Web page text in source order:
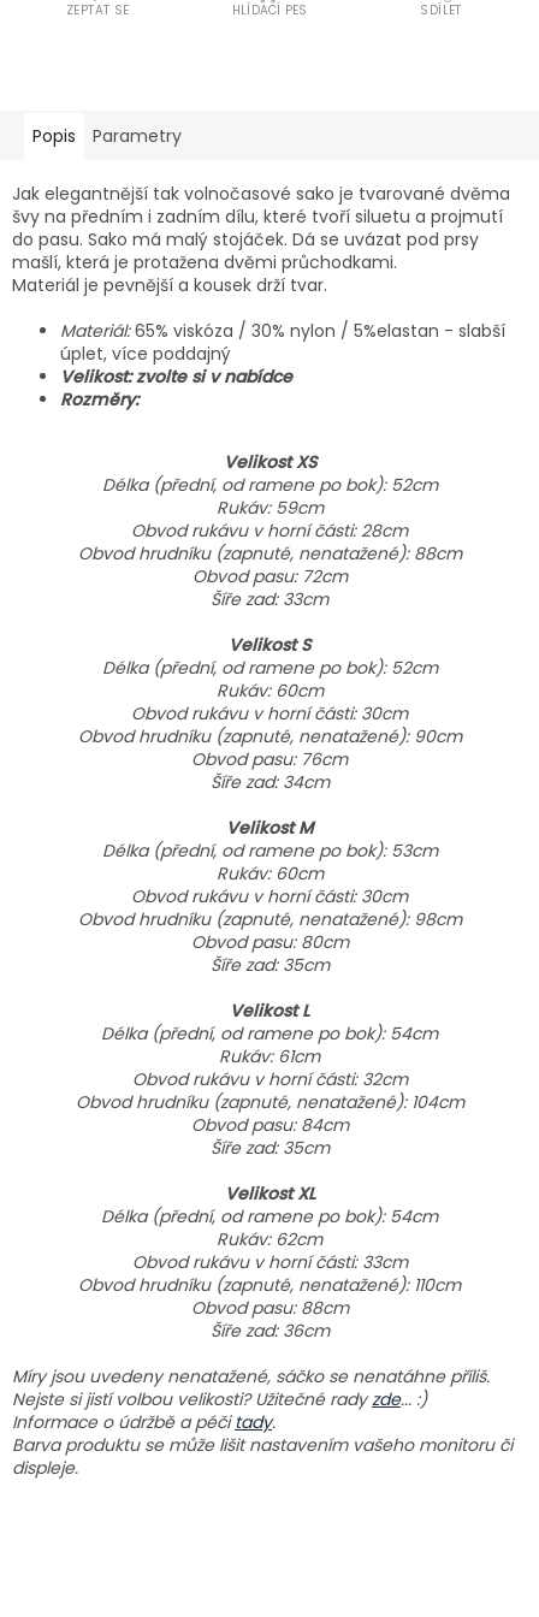
ZEPTAT SE HLÍDACÍ PES SDÍLET
Popis Parametry
Jak elegantnější tak volnočasové sako je tvarované dvěma
švy na předním i zadním dílu, které tvoří siluetu a projmutí
do pasu. Sako má malý stojáček. Dá se uvázat pod prsy
mašlí, která je protažena dvěmi průchodkami.
Materiál je pevnější a kousek drží tvar.
Materiál: 65% viskóza / 30% nylon / 5%elastan - slabší
úplet, více poddajný
Velikost: zvolte si v nabídce
Rozměry:
Velikost XS
Délka (přední, od ramene po bok): 52cm
Rukáv: 59cm
Obvod rukávu v horní části: 28cm
Obvod hrudníku (zapnuté, nenatažené): 88cm
Obvod pasu: 72cm
Šíře zad: 33cm
Velikost S
Délka (přední, od ramene po bok): 52cm
Rukáv: 60cm
Obvod rukávu v horní části: 30cm
Obvod hrudníku (zapnuté, nenatažené): 90cm
Obvod pasu: 76cm
Šíře zad: 34cm
Velikost M
Délka (přední, od ramene po bok): 53cm
Rukáv: 60cm
Obvod rukávu v horní části: 30cm
Obvod hrudníku (zapnuté, nenatažené): 98cm
Obvod pasu: 80cm
Šíře zad: 35cm
Velikost L
Délka (přední, od ramene po bok): 54cm
Rukáv: 61cm
Obvod rukávu v horní části: 32cm
Obvod hrudníku (zapnuté, nenatažené): 104cm
Obvod pasu: 84cm
Šíře zad: 35cm
Velikost XL
Délka (přední, od ramene po bok): 54cm
Rukáv: 62cm
Obvod rukávu v horní části: 33cm
Obvod hrudníku (zapnuté, nenatažené): 110cm
Obvod pasu: 88cm
Šíře zad: 36cm
Míry jsou uvedeny nenatažené, sáčko se nenatáhne příliš.
Nejste si jistí volbou velikosti? Užitečné radyzde... :)
Informace o údržbě a péčitady.
Barva produktu se může lišit nastavením vašeho monitoru či
displeje.